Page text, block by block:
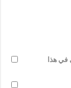
في هذا